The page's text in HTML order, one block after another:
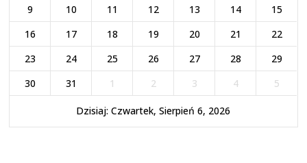
9
10 11 12 13 14
15
16
17 18 19 20 21
22
23
24 25 26 27 28
29
30
31 1 2 3 4 5
Dzisiaj: Czwartek, Sierpień 6, 2026